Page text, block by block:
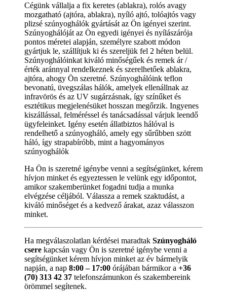
Cégünk vállalja a fix keretes (ablakra), rolós avagy
mozgatható (ajtóra, ablakra), nyíló ajtó, tolóajtós vagy
plizsé szúnyoghálók gyártását az Ön igényei szerint.
Szúnyoghálóját az Ön egyedi igényei és nyílászárója
pontos méretei alapján, személyre szabott módon
gyártjuk le, szállítjuk ki és szereljük fel 2 héten belül.
Szúnyoghálóinkat kiváló minőségűek és remek ár /
érték aránnyal rendelkeznek és szerelhetőek ablakra,
ajtóra, ahogy Ön szeretné. Szúnyoghálóink teflon
bevonatú, üvegszálas hálók, amelyek ellenállnak az
infravörös és az UV sugárzásnak, így színűket és
esztétikus megjelenésüket hosszan megőrzik. Ingyenes
kiszállással, felméréssel és tanácsadással várjuk leendő
ügyfeleinket. Igény esetén állatbiztos hálóval is
rendelhető a szúnyogháló, amely egy sűrűbben szött
háló, így strapabíróbb, mint a hagyományos
szúnyoghálók
Ha Ön is szeretné igénybe venni a segítségünket, kérem
hívjon minket és egyeztessen le velünk egy időpontot,
amikor szakemberünket fogadni tudja a munka
elvégzése céljából. Válassza a remek szaktudást, a
kiváló minőséget és a kedvező árakat, azaz válasszon
minket.
Ha megválaszolatlan kérdései maradtak Szúnyogháló
csere kapcsán vagy Ön is szeretné igénybe venni a
segítségünket kérem hívjon minket az év bármelyik
napján, a nap 8:00 – 17:00 órájában bármikor a +36
(70) 313 42 37 telefonszámunkon és szakembereink
örömmel segítenek.